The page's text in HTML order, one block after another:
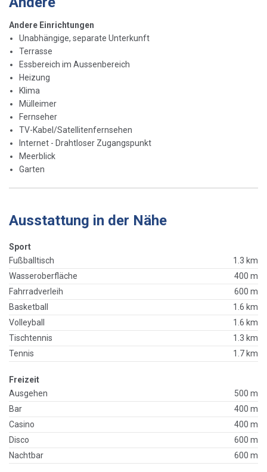
Andere Einrichtungen
Unabhängige, separate Unterkunft
Terrasse
Essbereich im Aussenbereich
Heizung
Klima
Mülleimer
Fernseher
TV-Kabel/Satellitenfernsehen
Internet - Drahtloser Zugangspunkt
Meerblick
Garten
Ausstattung in der Nähe
Sport
Fußballtisch
1.3 km
Wasseroberfläche
400 m
Fahrradverleih
600 m
Basketball
1.6 km
Volleyball
1.6 km
Tischtennis
1.3 km
Tennis
1.7 km
Freizeit
Ausgehen
500 m
Bar
400 m
Casino
400 m
Disco
600 m
Nachtbar
600 m